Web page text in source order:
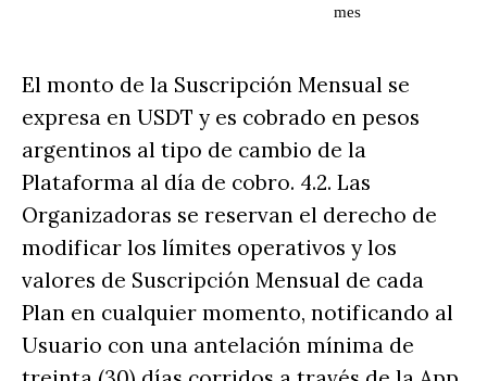
mes
El monto de la Suscripción Mensual se
expresa en USDT y es cobrado en pesos
argentinos al tipo de cambio de la
Plataforma al día de cobro. 4.2. Las
Organizadoras se reservan el derecho de
modificar los límites operativos y los
valores de Suscripción Mensual de cada
Plan en cualquier momento, notificando al
Usuario con una antelación mínima de